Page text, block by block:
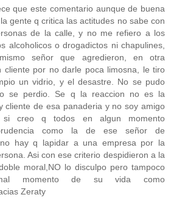
que este comentario aunque de buena
gente q critica las actitudes no sabe con
de la calle, y no me refiero a los
alcoholicos o drogadictos ni chapulines,
señor que agredieron, en otra
cliente por no darle poca limosna, le tiro
un vidrio, y el desastre. No se pudo
se perdio. Se q la reaccion no es la
cliente de esa panaderia y no soy amigo
creo q todos en algun momento
como la de ese señor de
hay q lapidar a una empresa por la
Asi con ese criterio despidieron a la
moral,NO lo disculpo pero tampoco
momento de su vida como
Zeraty